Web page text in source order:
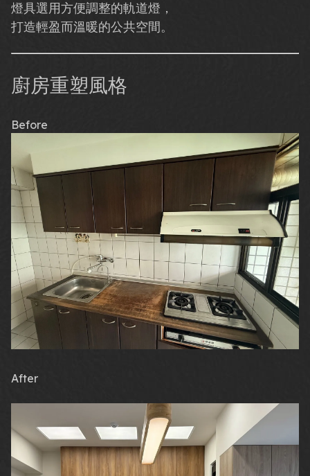
燈具選用方便調整的軌道燈，
打造輕盈而溫暖的公共空間。
廚房重塑風格
Before
After